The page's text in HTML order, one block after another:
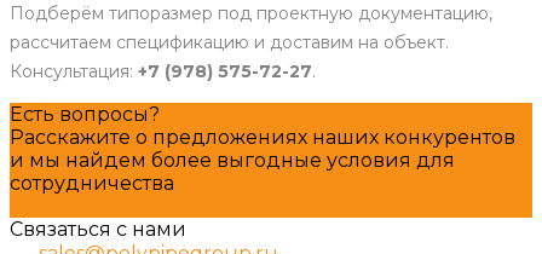
Подберём типоразмер под проектную документацию,
рассчитаем спецификацию и доставим на объект.
Консультация: +7 (978) 575-72-27.
Есть вопросы?
Расскажите о предложениях наших конкурентов
и мы найдем более выгодные условия для
сотрудничества
Связаться с нами